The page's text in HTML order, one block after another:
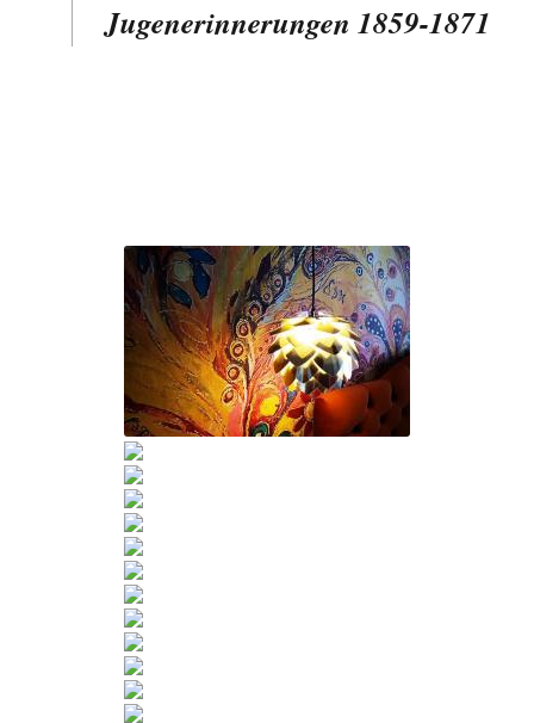
Jugenerinnerungen 1859-1871